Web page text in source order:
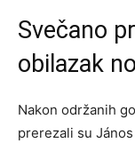
Svečano
obilazak
Nakon održanih
prerezali su